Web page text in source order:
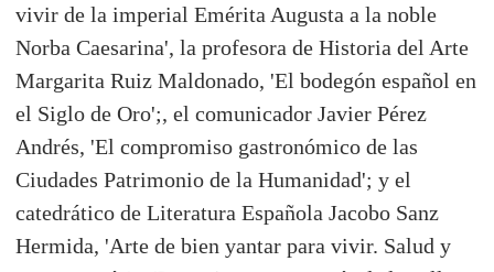
vivir de la imperial Emérita Augusta a la noble
Norba Caesarina', la profesora de Historia del Arte
Margarita Ruiz Maldonado, 'El bodegón español en
el Siglo de Oro';, el comunicador Javier Pérez
Andrés, 'El compromiso gastronómico de las
Ciudades Patrimonio de la Humanidad'; y el
catedrático de Literatura Española Jacobo Sanz
Hermida, 'Arte de bien yantar para vivir. Salud y